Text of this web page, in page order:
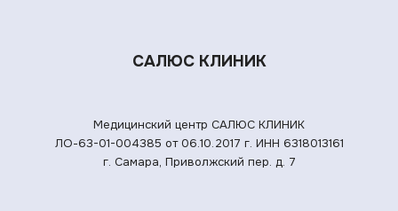
САЛЮС КЛИНИК
Медицинский центр САЛЮС КЛИНИК
ЛО-63-01-004385 от 06.10.2017 г. ИНН 6318013161
г. Самара, Приволжский пер. д. 7